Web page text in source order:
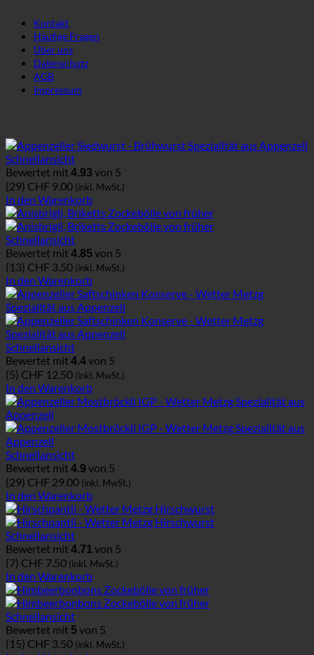
Kontakt
Häufige Fragen
Über uns
Datenschutz
AGB
Impressum
Schnellansicht
Bewertet mit 4.93 von 5
(29) CHF 9.00 (inkl. MwSt.)
In den Warenkorb
Schnellansicht
Bewertet mit 4.85 von 5
(13) CHF 3.50 (inkl. MwSt.)
In den Warenkorb
Schnellansicht
Bewertet mit 4.4von 5
(5) CHF 12.50 (inkl. MwSt.)
In den Warenkorb
Schnellansicht
Bewertet mit 4.9 von 5
(29) CHF 29.00 (inkl. MwSt.)
In den Warenkorb
Schnellansicht
Bewertet mit 4.71 von 5
(7) CHF 7.50 (inkl. MwSt.)
In den Warenkorb
Schnellansicht
Bewertet mit 5 von 5
(15) CHF 3.50 (inkl. MwSt.)